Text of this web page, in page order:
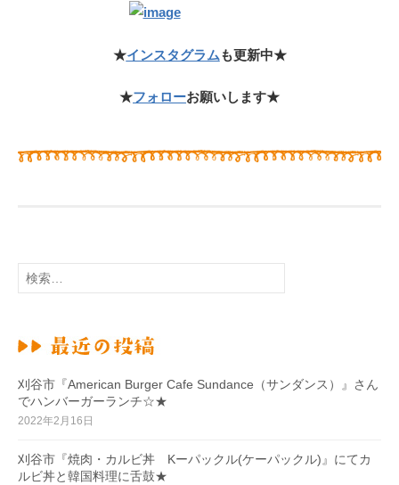
★インスタグラムも更新中★
★フォローお願いします★
検
索
刈谷市『American Burger Cafe Sundance（サンダンス）』さん
でハンバーガーランチ☆★
2022年2月16日
刈谷市『焼肉・カルビ丼 Kーパックル(ケーパックル)』にてカ
ルビ丼と韓国料理に舌鼓★